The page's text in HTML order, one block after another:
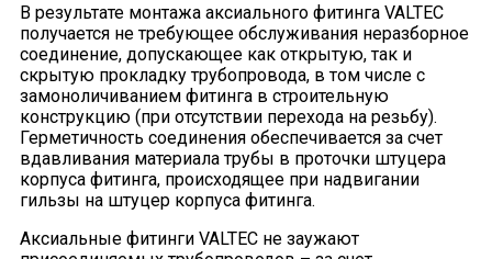
В результате монтажа аксиального фитинга VALTEC
получается не требующее обслуживания неразборное
соединение, допускающее как открытую, так и
скрытую прокладку трубопровода, в том числе с
замоноличиванием фитинга в строительную
конструкцию (при отсутствии перехода на резьбу).
Герметичность соединения обеспечивается за счет
вдавливания материала трубы в проточки штуцера
корпуса фитинга, происходящее при надвигании
гильзы на штуцер корпуса фитинга.
Аксиальные фитинги VALTEC не заужают